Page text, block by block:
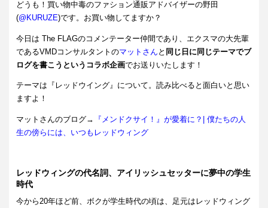
どうも！買い物中毒のファション通販アドバイザーの野田
(@KURUZE)です。お買い物してますか？
今日は The FLAGのコメンテーター仲間であり、エクスマの大先輩
であるVMDコンサルタントのマットさん と 同じ日に同じテーマでブ
ログを書こうというコラボ企画でお送りいたします！
テーマは『レッドウイング』について。読み比べると面白いと思い
ますよ！
マットさんのブログ→
『メンドクサイ！』が愛着に？| 僕たちの人
生の傍らには、いつもレッドウィング
レッドウィングの代名詞、アイリッシュセッターに夢中の学生
時代
今から20年ほど前、ボクが学生時代の頃は、足元はレッドウィング